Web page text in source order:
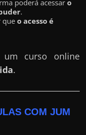
poderá acessaro
.
queo acesso é
curso online
.
COM JUM